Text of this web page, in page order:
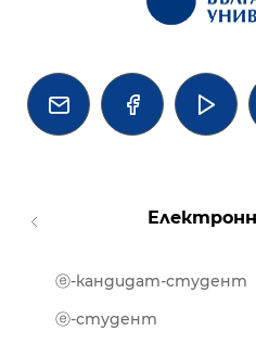
  
ⓔ-кандидат-студент
ⓔ-студент